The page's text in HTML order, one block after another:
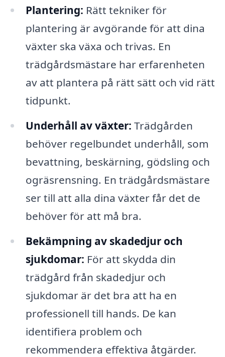
Plantering: Rätt tekniker för
plantering är avgörande för att dina
växter ska växa och trivas. En
trädgårdsmästare har erfarenheten
av att plantera på rätt sätt och vid rätt
tidpunkt.
Underhåll av växter: Trädgården
behöver regelbundet underhåll, som
bevattning, beskärning, gödsling och
ogräsrensning. En trädgårdsmästare
ser till att alla dina växter får det de
behöver för att må bra.
Bekämpning av skadedjur och
sjukdomar: För att skydda din
trädgård från skadedjur och
sjukdomar är det bra att ha en
professionell till hands. De kan
identifiera problem och
rekommendera effektiva åtgärder.